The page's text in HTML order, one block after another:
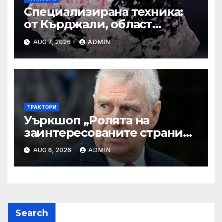
Специализирана техника:
от Кърджали, област
Кърджали Втора ръка и
нови с ТОП цени онлайн от
цяла България — Bazar.bg
AUG 7, 2026 ADMIN
ТРАКТОРИ
Уъркшоп „Ролята на
заинтересованите страни
във външното осигуряване
на качеството“
AUG 6, 2026 ADMIN
Search